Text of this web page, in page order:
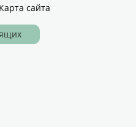
Карта сайта